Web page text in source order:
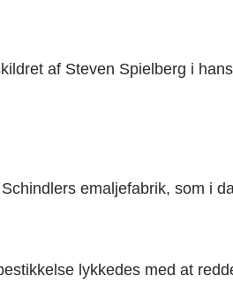
af Steven Spielberg i
emaljefabrik, som i
lykkedes med at